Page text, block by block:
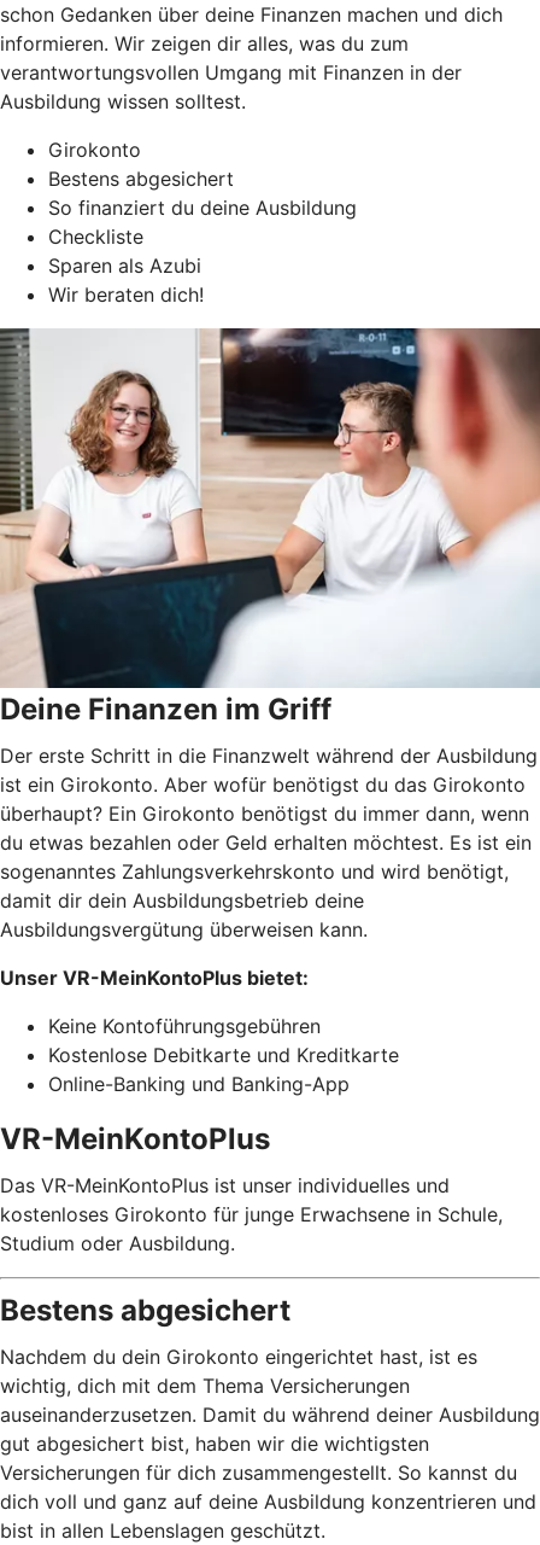
schon Gedanken über deine Finanzen machen und dich
informieren. Wir zeigen dir alles, was du zum
verantwortungsvollen Umgang mit Finanzen in der
Ausbildung wissen solltest.
Girokonto
Bestens abgesichert
So finanziert du deine Ausbildung
Checkliste
Sparen als Azubi
Wir beraten dich!
Deine Finanzen im Griff
Der erste Schritt in die Finanzwelt während der Ausbildung
ist ein Girokonto. Aber wofür benötigst du das Girokonto
überhaupt? Ein Girokonto benötigst du immer dann, wenn
du etwas bezahlen oder Geld erhalten möchtest. Es ist ein
sogenanntes Zahlungsverkehrskonto und wird benötigt,
damit dir dein Ausbildungsbetrieb deine
Ausbildungsvergütung überweisen kann.
Unser VR-MeinKontoPlus bietet:
Keine Kontoführungsgebühren
Kostenlose Debitkarte und Kreditkarte
Online-Banking und Banking-App
VR-MeinKontoPlus
Das VR-MeinKontoPlus ist unser individuelles und
kostenloses Girokonto für junge Erwachsene in Schule,
Studium oder Ausbildung.
Bestens abgesichert
Nachdem du dein Girokonto eingerichtet hast, ist es
wichtig, dich mit dem Thema Versicherungen
auseinanderzusetzen. Damit du während deiner Ausbildung
gut abgesichert bist, haben wir die wichtigsten
Versicherungen für dich zusammengestellt. So kannst du
dich voll und ganz auf deine Ausbildung konzentrieren und
bist in allen Lebenslagen geschützt.